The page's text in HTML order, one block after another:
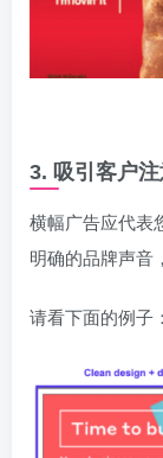
3. 吸引客户
横幅广告应代表
明确的品牌声音
请看下面的例子：